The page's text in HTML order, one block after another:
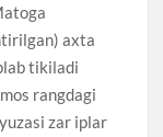
axta
tikiladi
rangdagi
zar iplar